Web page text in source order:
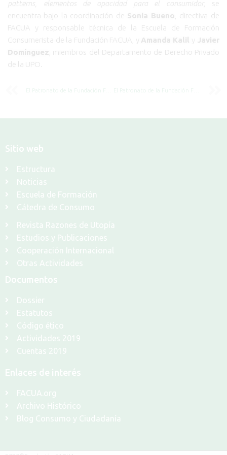
patterns, elementos de opacidad para el consumidor
, se
encuentra bajo la coordinación de Sonia Bueno , directiva de
FACUA y responsable técnica de la Escuela de Formación
Consumerista de la Fundación FACUA, y Amanda Kalil
Javier
Domínguez , miembros del Departamento de Derecho Privado
de la UPO.
Sitio web
Estructura
Noticias
Escuela de Formación
Cátedra de Consumo
Revista Razones de Utopía
Estudios y Publicaciones
Cooperación Internacional
Otras Actividades
Documentos
Dossier
Estatutos
Código ético
Actividades 2019
Cuentas 2019
Enlaces de interés
FACUA.org
Archivo Histórico
Blog Consumo y Ciudadanía